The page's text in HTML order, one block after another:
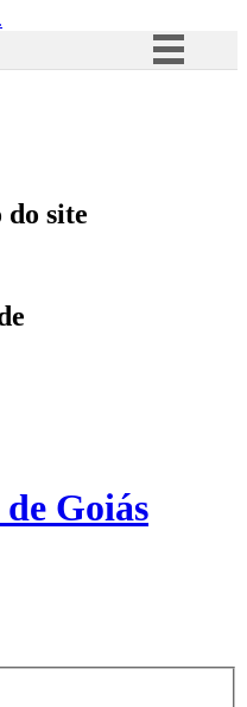
Acesso à informação
site
Goiás